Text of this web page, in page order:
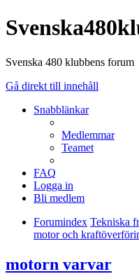
Svenska 480 klubbens forum
Gå direkt till innehåll
Snabblänkar
Medlemmar
Teamet
FAQ
Logga in
Bli medlem
Forumindex Tekniska
motor och
motorn varvar